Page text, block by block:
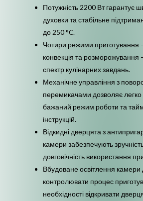
Потужність 2200 Вт гарантує
духовки та стабільне
до 250 °C.
Чотири режими приготування
конвекція та
спектр кулінарних завдань.
Механічне управління з
перемикачами дозволяє
бажаний режим роботи та
інструкцій.
Відкидні дверцята з
камери забезпечують
довговічність використання
Вбудоване освітлення камери
контролювати процес
необхідності відкривати